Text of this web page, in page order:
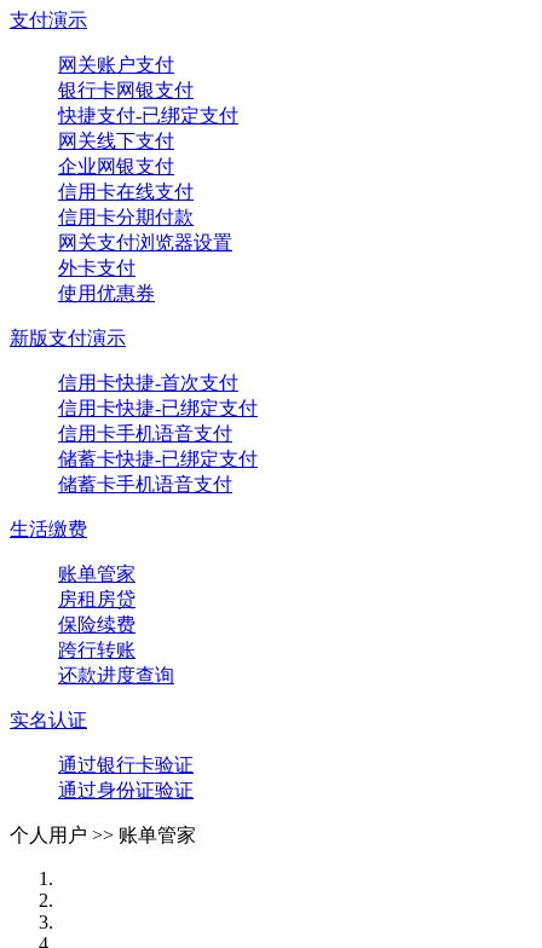
支付演示
网关账户支付
银行卡网银支付
快捷支付-已绑定支付
网关线下支付
企业网银支付
信用卡在线支付
信用卡分期付款
网关支付浏览器设置
外卡支付
使用优惠券
新版支付演示
信用卡快捷-首次支付
信用卡快捷-已绑定支付
信用卡手机语音支付
储蓄卡快捷-已绑定支付
储蓄卡手机语音支付
生活缴费
账单管家
房租房贷
保险续费
跨行转账
还款进度查询
实名认证
通过银行卡验证
通过身份证验证
个人用户 >> 账单管家